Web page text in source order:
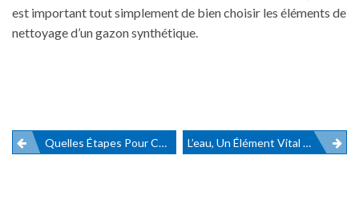
est important tout simplement de bien choisir les éléments de
nettoyage d’un gazon synthétique.
Navigation
Quelles Étapes Pour Choisir Sa Balance Professionnelle De Cuisine ? L’eau, Un Élément Vital Pour La Santé